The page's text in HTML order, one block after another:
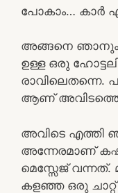
പോകാം… കാർ
അങ്ങനെ ഞാനും
ഉള്ള ഒരു
രാവിലെതന്നെ.
ആണ്
അവിടെ
അന്നേരമാണ്
മെസ്സേജ്
കളഞ്ഞ ഒരു